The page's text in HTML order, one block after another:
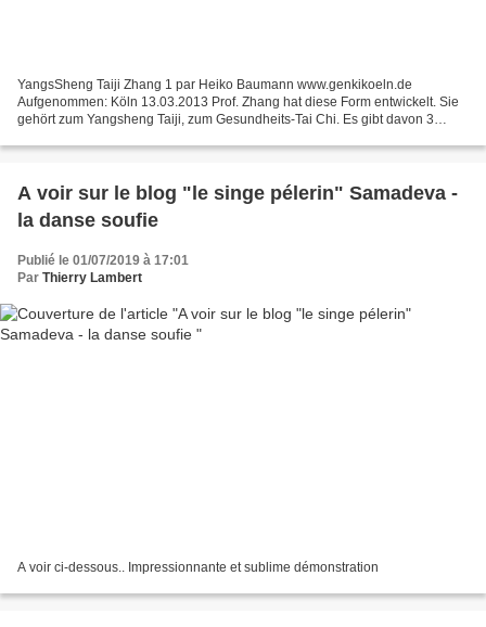
YangsSheng Taiji Zhang 1 par Heiko Baumann www.genkikoeln.de
Aufgenommen: Köln 13.03.2013 Prof. Zhang hat diese Form entwickelt. Sie
gehört zum Yangsheng Taiji, zum Gesundheits-Tai Chi. Es gibt davon 3
A voir sur le blog "le singe pélerin" Samadeva -
la danse soufie
Publié le 01/07/2019 à 17:01
Par Thierry Lambert
A voir ci-dessous.. Impressionnante et sublime démonstration